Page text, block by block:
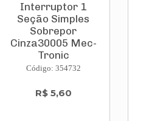
Interruptor 1
Seção Simples
Sobrepor
Cinza30005 Mec-
Tronic
Código: 354732
R$ 5,60